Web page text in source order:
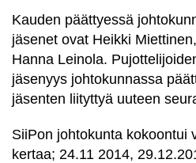
Kauden päättyessä
jäsenet ovat Heikki
Hanna Leinola.
jäsenyys johtokunnassa
jäsenten liityttyä uuteen
SiiPon johtokunta kokoontui
kertaa; 24.11 2014,